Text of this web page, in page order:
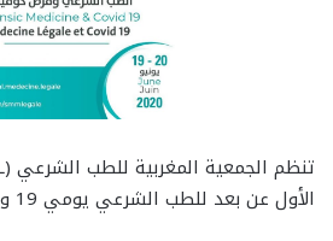
الأول عن بعد للطب الشرعي يومي 19 و20 يونيو 2020.